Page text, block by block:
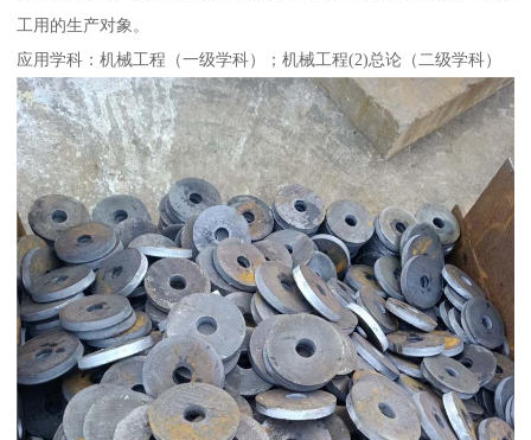
工用的生产对象。
应用学科：机械工程（一级学科）；机械工程(2)总论（二级学科）